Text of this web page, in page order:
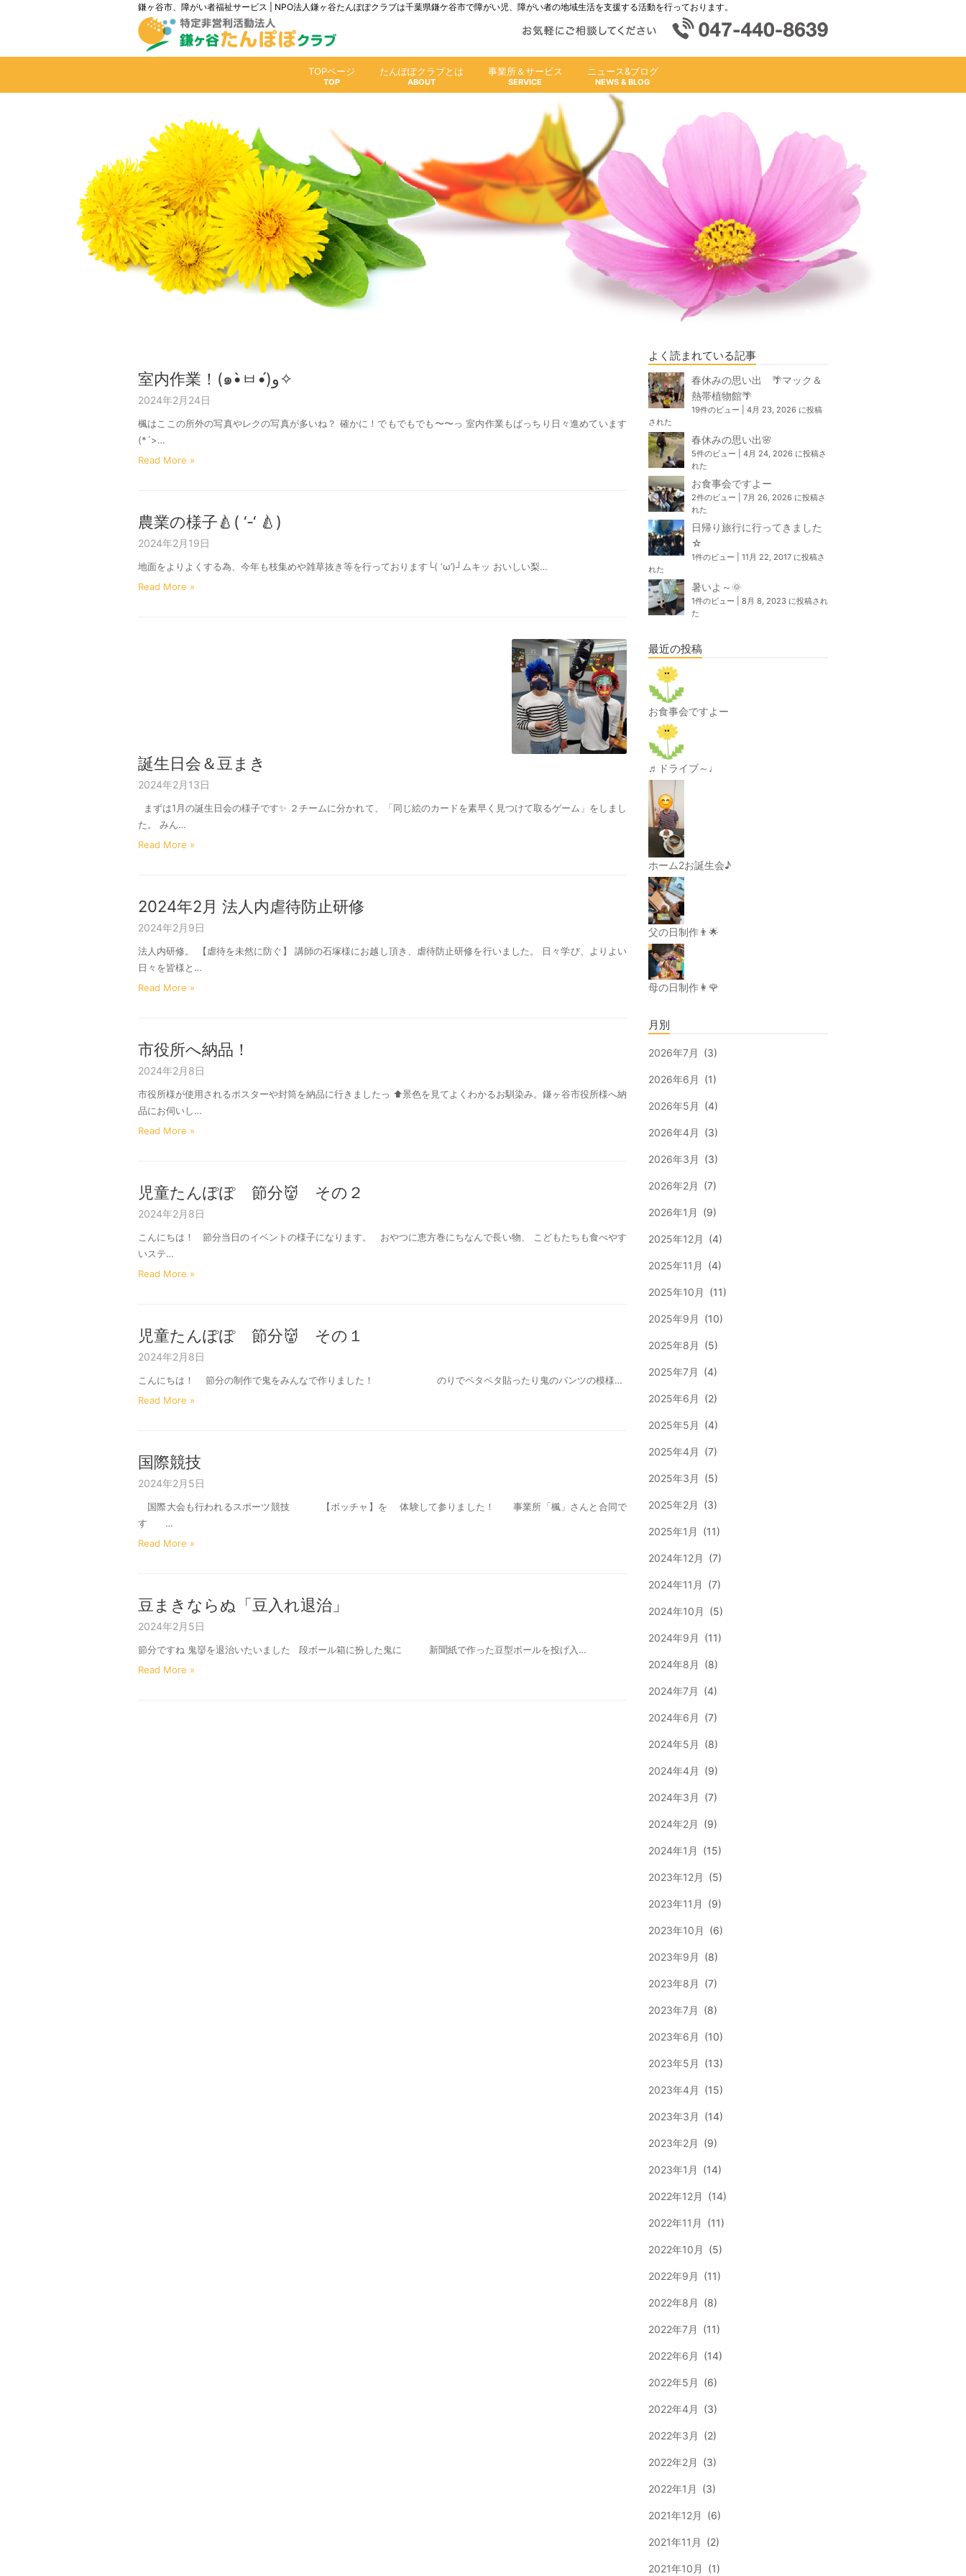
鎌ヶ谷市、障がい者福祉サービス | NPO法人鎌ヶ谷たんぽぽクラブは千葉県鎌ケ谷市で障がい児、障がい者の地域生活を支援する活動を行っております。
TOPページ たんぽぽクラブとは 事業所＆サービス ニュース&ブログ
室内作業！(๑•̀ㅂ•́)و✧
2024年2月24日
楓はここの所外の写真やレクの写真が多いね？ 確かに！でもでもでも〜〜っ 室内作業もばっちり日々進めています
(*´>…
Read More »
農業の様子🍐( ‘-‘ 🍐)
2024年2月19日
地面をよりよくする為、今年も枝集めや雑草抜き等を行っております└( ‘ω’)┘ムキッ おいしい梨…
Read More »
誕生日会＆豆まき
2024年2月13日
まずは1月の誕生日会の様子です✨ ２チームに分かれて、「同じ絵のカードを素早く見つけて取るゲーム」をしまし
た。 みん…
Read More »
2024年2月 法人内虐待防止研修
2024年2月9日
法人内研修。 【虐待を未然に防ぐ】 講師の石塚様にお越し頂き、虐待防止研修を行いました。 日々学び、よりよい
日々を皆様と…
Read More »
市役所へ納品！
2024年2月8日
市役所様が使用されるポスターや封筒を納品に行きましたっ ⬆️景色を見てよくわかるお馴染み。鎌ヶ谷市役所様へ納
品にお伺いし…
Read More »
児童たんぽぽ 節分👹 その２
2024年2月8日
こんにちは！ 節分当日のイベントの様子になります。 おやつに恵方巻にちなんで長い物、 こどもたちも食べやす
いステ…
Read More »
児童たんぽぽ 節分👹 その１
2024年2月8日
こんにちは！ 節分の制作で鬼をみんなで作りました！ のりでペタペタ貼ったり鬼のパンツの模様…
Read More »
国際競技
2024年2月5日
国際大会も行われるスポーツ競技 【ボッチャ】を 体験して参りました！ 事業所「楓」さんと合同で
す …
Read More »
豆まきならぬ「豆入れ退治」
2024年2月5日
節分ですね 鬼👹を退治いたいました 段ボール箱に扮した鬼に 新聞紙で作った豆型ボールを投げ入…
Read More »
よく読まれている記事
春休みの思い出 🌴マック＆
熱帯植物館🌴
19件のビュー
4月 23, 2026 に投稿
された
春休みの思い出🌸
5件のビュー
4月 24, 2026 に投稿さ
れた
お食事会ですよー
2件のビュー
7月 26, 2026 に投稿さ
れた
日帰り旅行に行ってきました
☆
1件のビュー
11月 22, 2017 に投稿さ
れた
暑いよ～🌞
1件のビュー
8月 8, 2023 に投稿され
た
最近の投稿
お食事会ですよー
♬ドライブ～♩
ホーム2お誕生会♪
父の日制作👨🌟
母の日制作👩🌹
月別
2026年7月 (3)
2026年6月 (1)
2026年5月 (4)
2026年4月 (3)
2026年3月 (3)
2026年2月 (7)
2026年1月 (9)
2025年12月 (4)
2025年11月 (4)
2025年10月 (11)
2025年9月 (10)
2025年8月 (5)
2025年7月 (4)
2025年6月 (2)
2025年5月 (4)
2025年4月 (7)
2025年3月 (5)
2025年2月 (3)
2025年1月 (11)
2024年12月 (7)
2024年11月 (7)
2024年10月 (5)
2024年9月 (11)
2024年8月 (8)
2024年7月 (4)
2024年6月 (7)
2024年5月 (8)
2024年4月 (9)
2024年3月 (7)
2024年2月 (9)
2024年1月 (15)
2023年12月 (5)
2023年11月 (9)
2023年10月 (6)
2023年9月 (8)
2023年8月 (7)
2023年7月 (8)
2023年6月 (10)
2023年5月 (13)
2023年4月 (15)
2023年3月 (14)
2023年2月 (9)
2023年1月 (14)
2022年12月 (14)
2022年11月 (11)
2022年10月 (5)
2022年9月 (11)
2022年8月 (8)
2022年7月 (11)
2022年6月 (14)
2022年5月 (6)
2022年4月 (3)
2022年3月 (2)
2022年2月 (3)
2022年1月 (3)
2021年12月 (6)
2021年11月 (2)
2021年10月 (1)